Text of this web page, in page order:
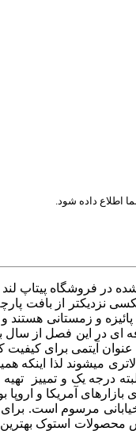
اطلاع داده شود.
شده در فروشگاه
عکسی نزدیکتر از
و زمستانی هستند و
در این فصل از سال
آیتمی برای
میشوند لذا اینکه
درجه یک و تمییز
بازارهای آمریکا و
مرسوم است.